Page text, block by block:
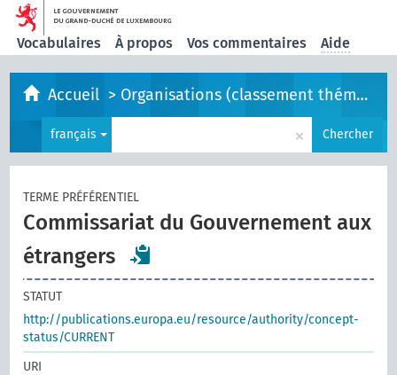
Vocabulaires À propos Vos commentaires Aide
Accueil > Organisations (classement thématique)
français × Chercher
TERME PRÉFÉRENTIEL
Commissariat du Gouvernement aux
étrangers
STATUT
http://publications.europa.eu/resource/authority/concept-
status/CURRENT
URI